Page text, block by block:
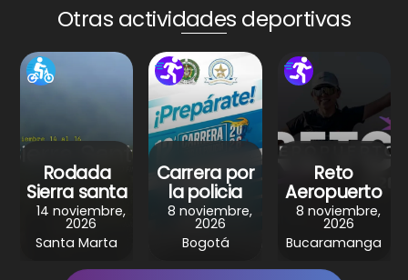
A
p
p
b
o
o
k
st a
m
Otras actividades deportivas
Rodada
Sierra santa
14 noviembre,
2026
Santa Marta
Carrera por
la policia
8 noviembre,
2026
Bogotá
Reto
Aeropuerto
8 noviembre,
2026
Bucaramanga